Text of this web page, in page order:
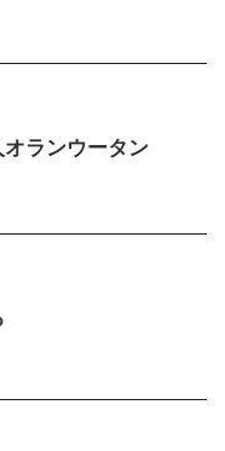
ランウータン